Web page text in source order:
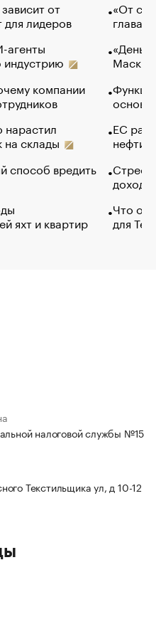
от
для лидеров
агенты
компании
нарастил
на склады
способ вредить
яхт и квартир
«От
глава
Маск в
основ
ЕС
нефти
Что
для
налоговой службы №15
Текстильщика ул, д 10-12